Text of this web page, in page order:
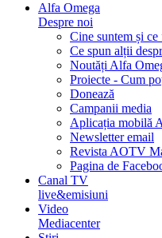
Alfa Omega
Despre noi
Cine suntem și ce
Ce spun alții
Noutăți Alfa
Proiecte - Cum
Donează
Campanii media
Aplicația mobilă
Newsletter email
Revista AOTV
Pagina de
Canal TV
live&emisiuni
Video
Mediacenter